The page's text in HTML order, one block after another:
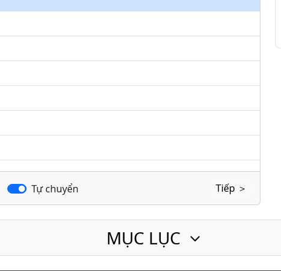
keys
volume.
Tự chuyển Tiếp ＞
MỤC LỤC